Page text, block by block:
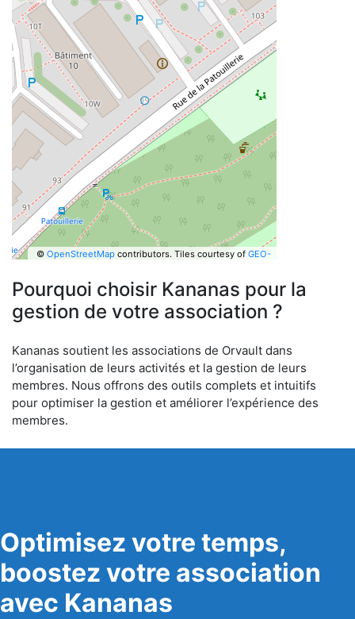
© OpenStreetMapcontributors. Tiles courtesy of GEO-
Pourquoi choisir Kananas pour la
gestion de votre association ?
Kananas soutient les associations de Orvault dans
l’organisation de leurs activités et la gestion de leurs
membres. Nous offrons des outils complets et intuitifs
pour optimiser la gestion et améliorer l’expérience des
membres.
Optimisez votre temps,
boostez votre association
avec Kananas